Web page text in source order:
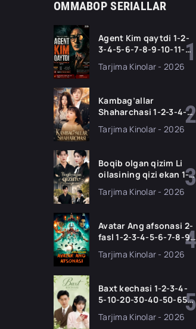
OMMABOP SERIALLAR
Agent Kim qaytdi 1-2-
3-4-5-6-7-8-9-10-11-
12-13-14-15 Qism Korea
seriali Uzbek tilida
Tarjima Kinolar - 2026
Kambag’allar
Shaharchasi 1-2-3-4-5-
Qism drama koreya
HD skachat
Tarjima Kinolar - 2026
Boqib olgan qizim Li
oilasining qizi ekan 1-
2-3-4-5-10-20-30-50-
70-80 Qism drama
2026 HD skachat
Tarjima Kinolar - 2026
Avatar Ang afsonasi 2-
fasl 1-2-3-4-5-6-7-8-9-
Barcha qismlari Uzbek
Tarjima Kinolar - 2026
Baxt kechasi 1-2-3-4-
5-10-20-30-40-50-65
seriali uzbek tilida
Tarjima Kinolar - 2026